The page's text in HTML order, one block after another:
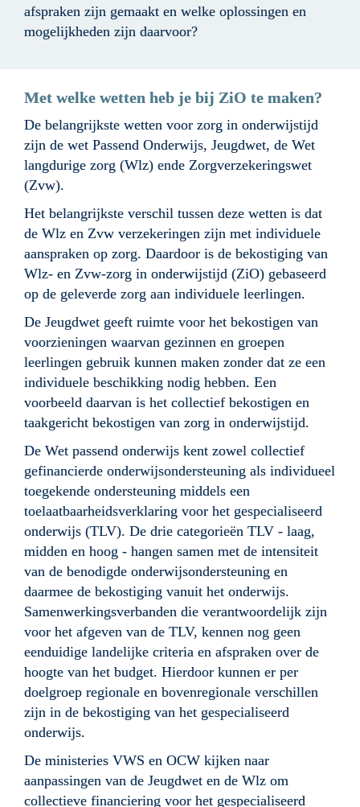
afspraken zijn gemaakt en welke oplossingen en
mogelijkheden zijn daarvoor?
Met welke wetten heb je bij ZiO te maken?
De belangrijkste wetten voor zorg in onderwijstijd
zijn de wet Passend Onderwijs, Jeugdwet, de Wet
langdurige zorg (Wlz) ende Zorgverzekeringswet
Het belangrijkste verschil tussen deze wetten is dat
de Wlz en Zvw verzekeringen zijn met individuele
aanspraken op zorg. Daardoor is de bekostiging van
Wlz- en Zvw-zorg in onderwijstijd (ZiO) gebaseerd
op de geleverde zorg aan individuele leerlingen.
De Jeugdwet geeft ruimte voor het bekostigen van
voorzieningen waarvan gezinnen en groepen
leerlingen gebruik kunnen maken zonder dat ze een
individuele beschikking nodig hebben. Een
voorbeeld daarvan is het collectief bekostigen en
De Wet passend onderwijs kent zowel collectief
gefinancierde onderwijsondersteuning als individueel
toegekende ondersteuning middels een
toelaatbaarheidsverklaring voor het gespecialiseerd
onderwijs (TLV). De drie categorieën TLV - laag,
midden en hoog - hangen samen met de intensiteit
van de benodigde onderwijsondersteuning en
daarmee de bekostiging vanuit het onderwijs.
Samenwerkingsverbanden die verantwoordelijk zijn
voor het afgeven van de TLV, kennen nog geen
eenduidige landelijke criteria en afspraken over de
hoogte van het budget. Hierdoor kunnen er per
doelgroep regionale en bovenregionale verschillen
zijn in de bekostiging van het gespecialiseerd
onderwijs.
De ministeries VWS en OCW kijken naar
aanpassingen van de Jeugdwet en de Wlz om
collectieve financiering voor het gespecialiseerd